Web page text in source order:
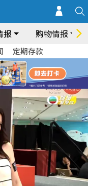
报 购物情报
定期存款